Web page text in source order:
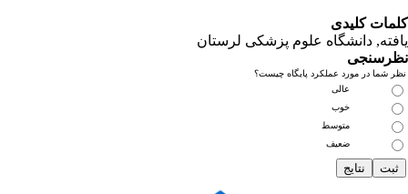
کلیدی
, دانشگاه علوم پزشکی لرستان
شما در مورد عملکرد پایگاه چیست؟
عالی
خوب
متوسط
ضعیف